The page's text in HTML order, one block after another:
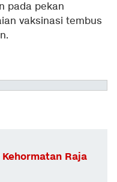
pada pekan
vaksinasi tembus
Raja